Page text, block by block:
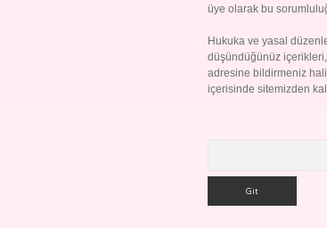
üye olarak bu
Hukuka ve yasal
düşündüğünüz içerikleri,
adresine bildirmeniz
içerisinde sitemizden